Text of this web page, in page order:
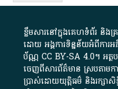
ខ្លឹមសារ​នៅ​ក្នុង​គេហទំព័រ និង​
ដោយ​ អង្គការ​ទិន្នន័យ​អំពី​ការអ
ប័ណ្ណ​CC BY-SA 4.0។​ អត្ថ
ចេញពី​សារព័ត៌មាន ស្របតាម
ប្រាស់​ដោយ​យុត្តិធម៌​ និង​រក្សាសិ